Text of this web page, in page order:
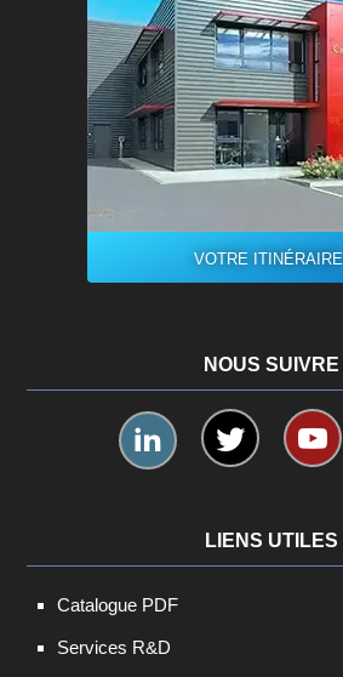
VOTRE ITINÉRAIRE
NOUS SUIVRE
LIENS UTILES
Catalogue PDF
Services R&D